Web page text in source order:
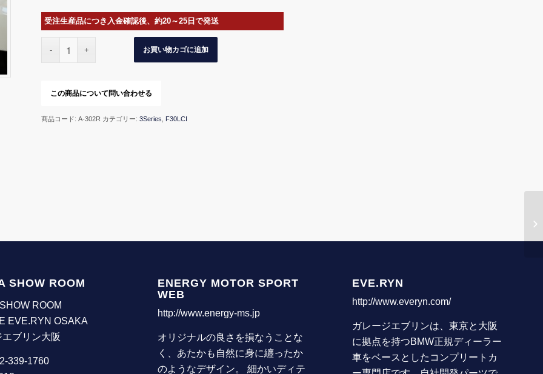
受注生産品につき入金確認後、約20～25日で発送
お買い物カゴに追加
商品コード:A-302R カテゴリー:3Series F30LCI
SHOW ROOM
ROOM
EVE.RYN OSAKA
ブリン大阪
339-1760
ENERGY MOTOR SPORT
WEB
http://www.energy-ms.jp
オリジナルの良さを損なうことな
く、あたかも自然に身に纏ったか
のようなデザイン。 細かいディテ
EVE.RYN
http://www.everyn.com/
ガレージエブリンは、東京と大阪
に拠点を持つBMW正規ディーラー
車をベースとしたコンプリートカ